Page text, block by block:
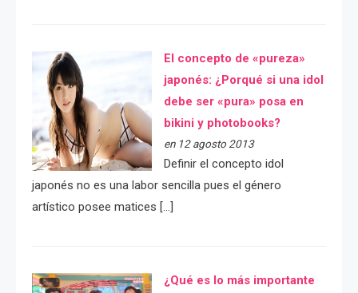
El concepto de «pureza»
japonés: ¿Porqué si una idol
debe ser «pura» posa en
bikini y photobooks?
en 12 agosto 2013
Definir el concepto idol
japonés no es una labor sencilla pues el género
artístico posee matices […]
¿Qué es lo más importante